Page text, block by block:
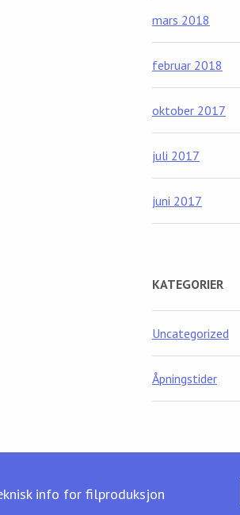
mars 2018
februar 2018
oktober 2017
juli 2017
juni 2017
KATEGORIER
Uncategorized
Åpningstider
info for filproduksjon